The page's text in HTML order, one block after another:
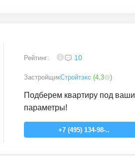
Рейтинг: 10
ЗастройщикСтройтэкс (4,3 )
Подберем квартиру под ваши
параметры!
+7 (495) 134-98-..